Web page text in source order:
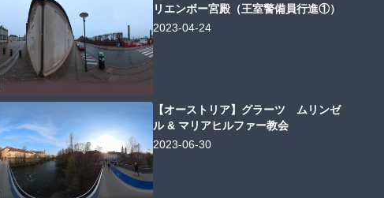
リエンボー宮殿（王室警備員行進①）
2023-04-24
【オーストリア】グラーツ ムリンゼ
ル & マリアヒルファー教会
2023-06-30